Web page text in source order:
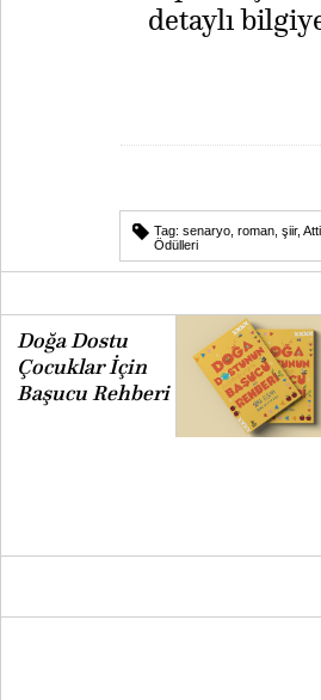
detaylı
Tag: senaryo roman şiir,
Ödülleri
Doğa Dostu
Çocuklar İçin
Başucu Rehberi